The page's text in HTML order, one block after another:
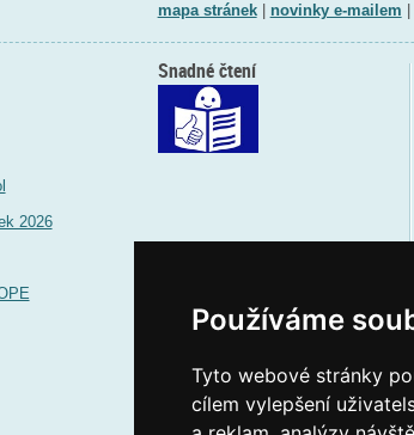
Používáme
Tyto webové stránky
cílem vylepšení
mapa stránek| novinky e-mailem
2026
Snadné čtení